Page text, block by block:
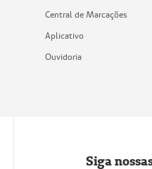
Central de Marcações
Aplicativo
Ouvidoria
Siga